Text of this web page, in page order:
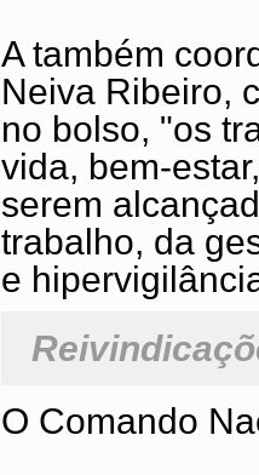
A também
Neiva Ribeiro,
no bolso, "os
vida, bem-
serem
trabalho, da
e
O Comando